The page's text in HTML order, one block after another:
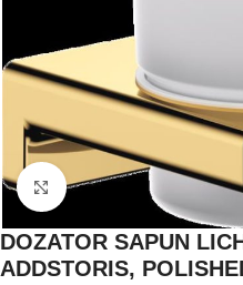
Click to enlarge
DOZATOR SAPUN
ADDSTORIS,